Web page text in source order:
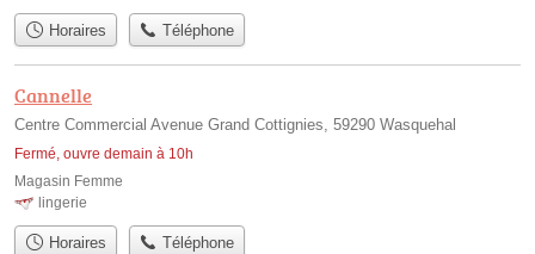
Horaires Téléphone
Cannelle
Centre Commercial Avenue Grand Cottignies, 59290 Wasquehal
Fermé, ouvre demain à 10h
Magasin Femme
lingerie
Horaires Téléphone